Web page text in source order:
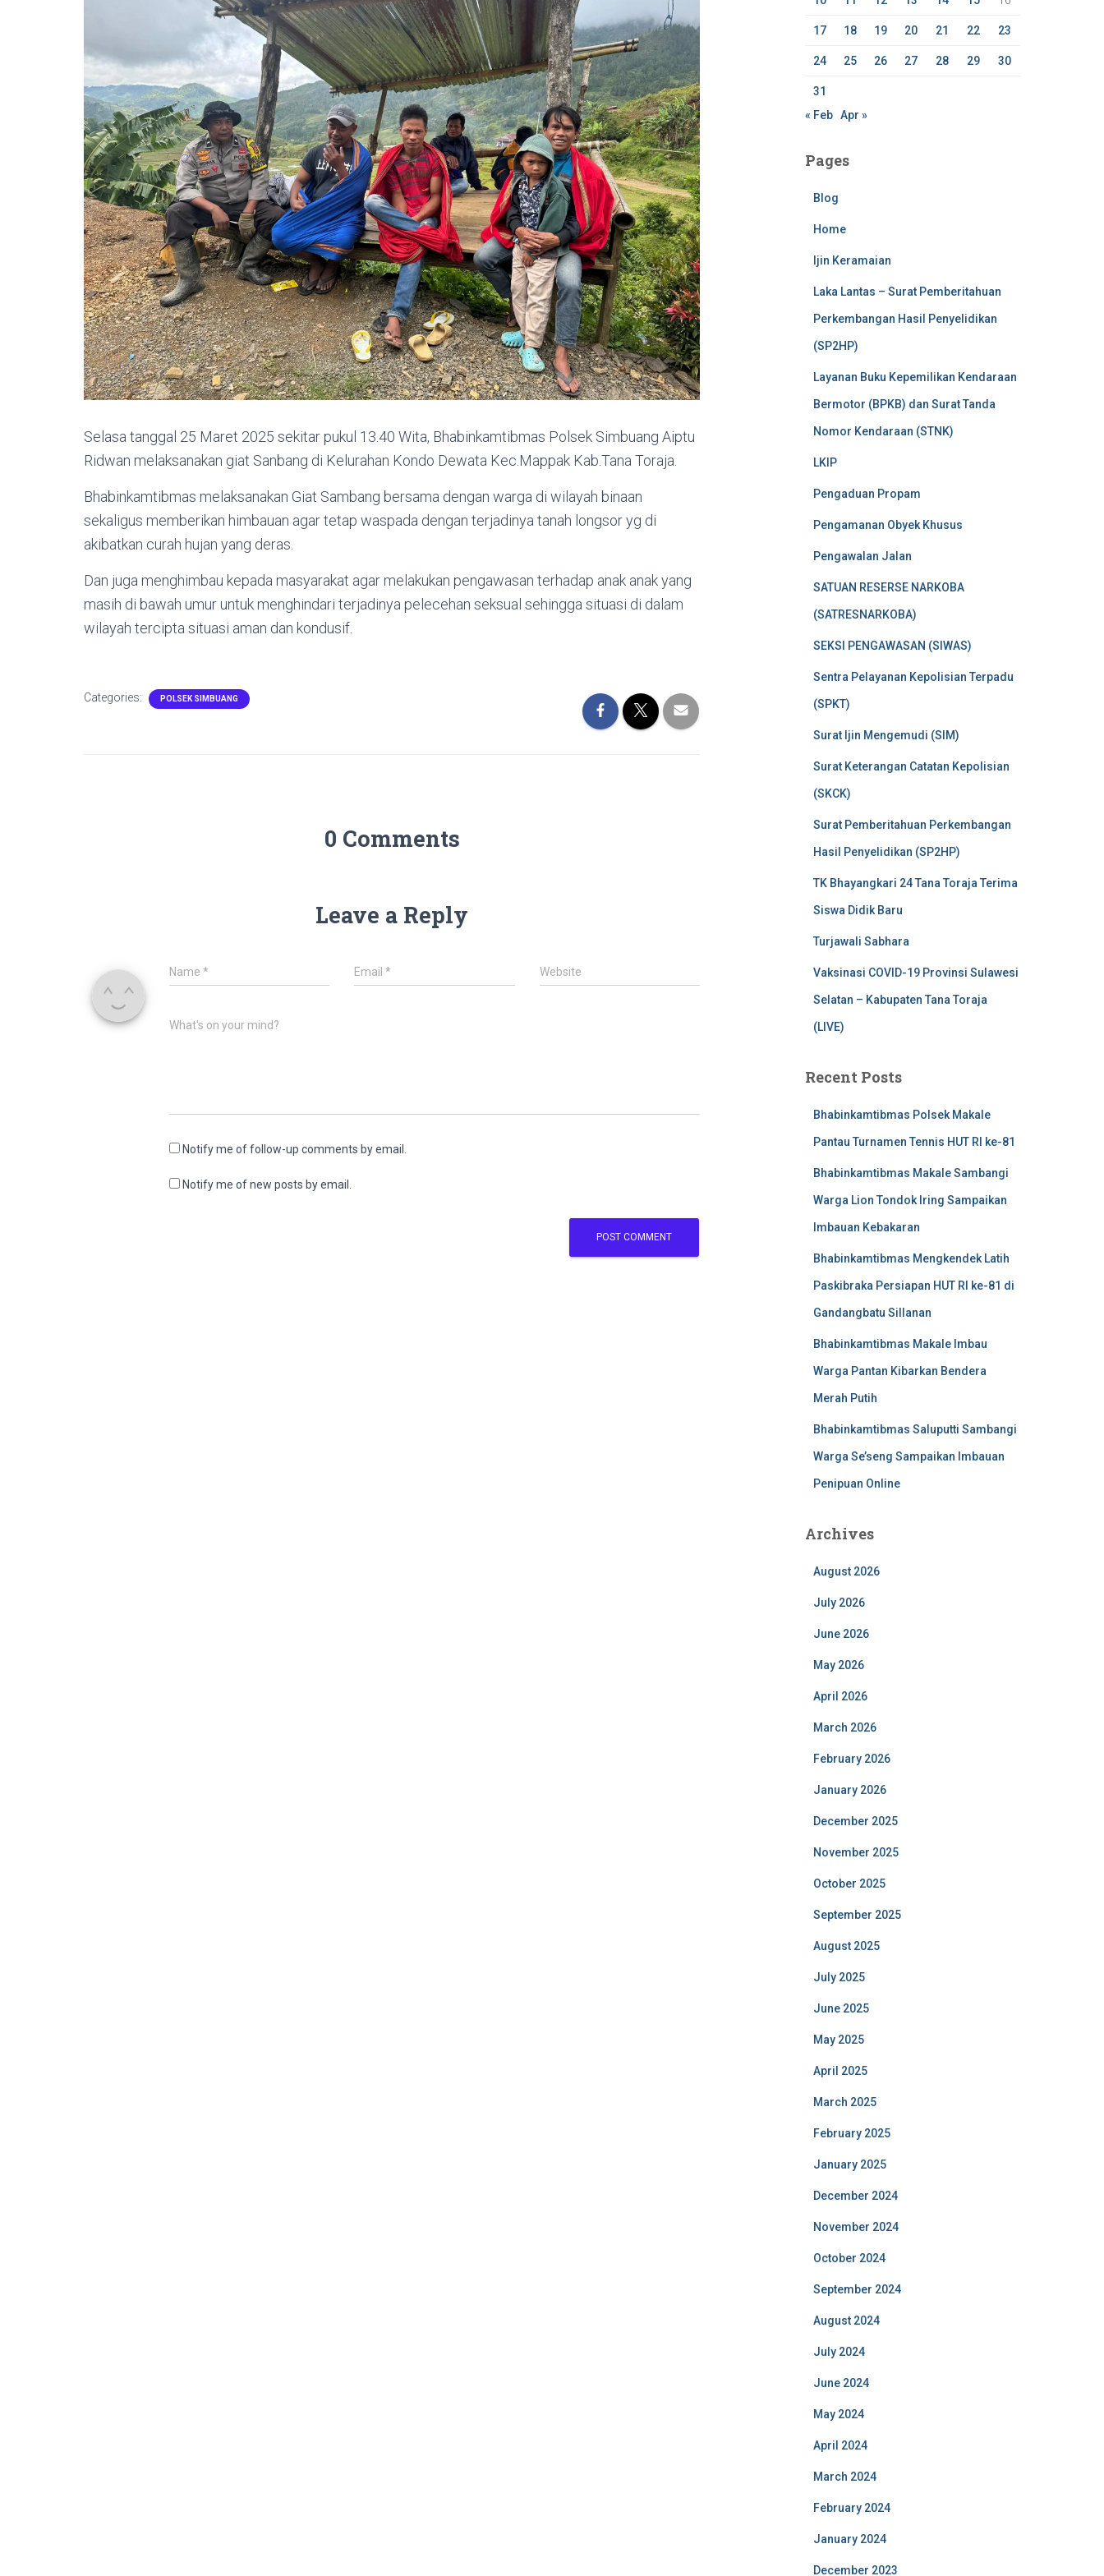
Selasa tanggal 25 Maret 2025 sekitar pukul 13.40 Wita, Bhabinkamtibmas Polsek Simbuang Aiptu
Ridwan melaksanakan giat Sanbang di Kelurahan Kondo Dewata Kec.Mappak Kab.Tana Toraja.
Bhabinkamtibmas melaksanakan Giat Sambang bersama dengan warga di wilayah binaan
sekaligus memberikan himbauan agar tetap waspada dengan terjadinya tanah longsor yg di
akibatkan curah hujan yang deras.
Dan juga menghimbau kepada masyarakat agar melakukan pengawasan terhadap anak anak yang
masih di bawah umur untuk menghindari terjadinya pelecehan seksual sehingga situasi di dalam
wilayah tercipta situasi aman dan kondusif.
Categories: POLSEK SIMBUANG
0 Comments
Leave a Reply
Name * Email* Website
What's on your mind?
Notify me of follow-up comments by email.
Notify me of new posts by email.
17 18 19 20 21 22 23
24 25 26 27 28 29 30
31
« Feb Apr »
Pages
Blog
Home
Ijin Keramaian
Laka Lantas – Surat Pemberitahuan
Perkembangan Hasil Penyelidikan
(SP2HP)
Layanan Buku Kepemilikan Kendaraan
Bermotor (BPKB) dan Surat Tanda
Nomor Kendaraan (STNK)
LKIP
Pengaduan Propam
Pengamanan Obyek Khusus
Pengawalan Jalan
SATUAN RESERSE NARKOBA
(SATRESNARKOBA)
SEKSI PENGAWASAN (SIWAS)
Sentra Pelayanan Kepolisian Terpadu
(SPKT)
Surat Ijin Mengemudi (SIM)
Surat Keterangan Catatan Kepolisian
(SKCK)
Surat Pemberitahuan Perkembangan
Hasil Penyelidikan (SP2HP)
TK Bhayangkari 24 Tana Toraja Terima
Siswa Didik Baru
Turjawali Sabhara
Vaksinasi COVID-19 Provinsi Sulawesi
Selatan – Kabupaten Tana Toraja
(LIVE)
Recent Posts
Bhabinkamtibmas Polsek Makale
Pantau Turnamen Tennis HUT RI ke-81
Bhabinkamtibmas Makale Sambangi
Warga Lion Tondok Iring Sampaikan
Imbauan Kebakaran
Bhabinkamtibmas Mengkendek Latih
Paskibraka Persiapan HUT RI ke-81 di
Gandangbatu Sillanan
Bhabinkamtibmas Makale Imbau
Warga Pantan Kibarkan Bendera
Merah Putih
Bhabinkamtibmas Saluputti Sambangi
Warga Se’seng Sampaikan Imbauan
Penipuan Online
Archives
August 2026
July 2026
June 2026
May 2026
April 2026
March 2026
February 2026
January 2026
December 2025
November 2025
October 2025
September 2025
August 2025
July 2025
June 2025
May 2025
April 2025
March 2025
February 2025
January 2025
December 2024
November 2024
October 2024
September 2024
August 2024
July 2024
June 2024
May 2024
April 2024
March 2024
February 2024
January 2024
December 2023